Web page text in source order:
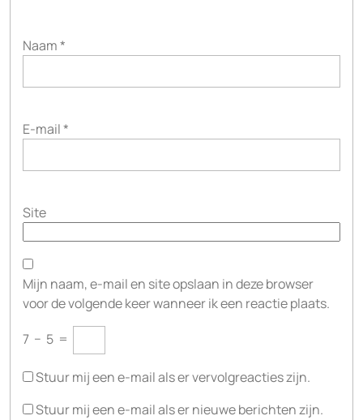
Naam*
E-mail*
Site
Mijn naam, e-mail en site opslaan in deze browser
voor de volgende keer wanneer ik een reactie plaats.
7 − 5 =
Stuur mij een e-mail als er vervolgreacties zijn.
Stuur mij een e-mail als er nieuwe berichten zijn.